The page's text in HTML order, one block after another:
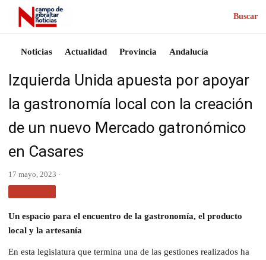
Buscar
Noticias Actualidad Provincia Andalucía
Izquierda Unida apuesta por apoyar
la gastronomía local con la creación
de un nuevo Mercado gatronómico
en Casares
17 mayo, 2023 ·
Un espacio para el encuentro de la gastronomía, el producto
local y la artesanía
En esta legislatura que termina una de las gestiones realizados ha